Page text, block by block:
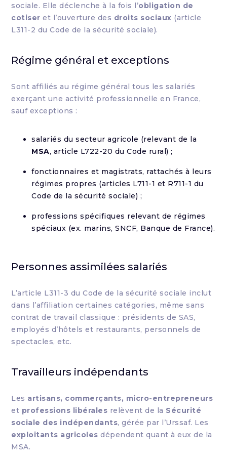
sociale. Elle déclenche à la fois l’obligation de
cotiser et l’ouverture des droits sociaux (article
L311-2 du Code de la sécurité sociale).
Régime général et exceptions
Sont affiliés au régime général tous les salariés
exerçant une activité professionnelle en France,
sauf exceptions :
salariés du secteur agricole (relevant de la
MSA, article L722-20 du Code rural) ;
fonctionnaires et magistrats, rattachés à leurs
régimes propres (articles L711-1 et R711-1 du
Code de la sécurité sociale) ;
professions spécifiques relevant de régimes
spéciaux (ex. marins, SNCF, Banque de France).
Personnes assimilées salariés
L’article L311-3 du Code de la sécurité sociale inclut
dans l’affiliation certaines catégories, même sans
contrat de travail classique : présidents de SAS,
employés d’hôtels et restaurants, personnels de
spectacles, etc.
Travailleurs indépendants
Les artisans, commerçants, micro-entrepreneurs
et professions libérales relèvent de la Sécurité
sociale des indépendants, gérée par l’Urssaf. Les
exploitants agricoles dépendent quant à eux de la
MSA.